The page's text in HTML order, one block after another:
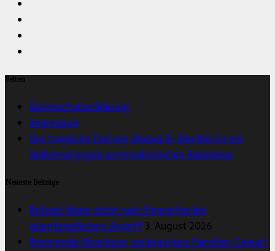
Seiten
Datenschutzerklärung
Impressum
Der tragische Tod von Marwa El-Sherbini ist ein
Mahnmal gegen antimuslimischen Rassismus
Neueste Beiträge
Brüssel: Mann stirbt nach Eingreifen bei
islamfeindlichem Angriff3. August 2026
Brennende Moscheen, verängstigte Familien: Gewalt